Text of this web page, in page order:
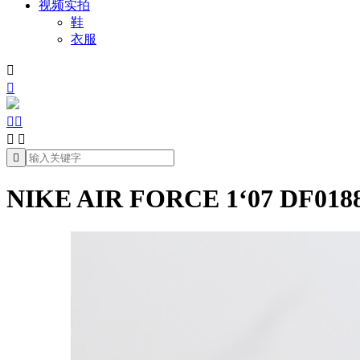
视频实拍
鞋
衣服


 
 

NIKE AIR FORCE 1‘07